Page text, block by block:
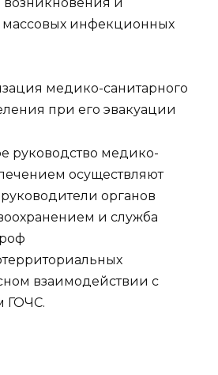
массовых инфекционных
медико-санитарного
при его эвакуации
руководство медико-
осуществляют
органов
и служба
взаимодействии с
ГОЧС.